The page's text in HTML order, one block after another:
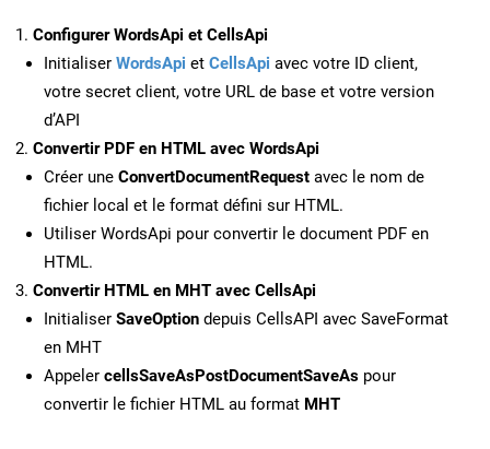
Configurer WordsApi et CellsApi
Initialiser WordsApi et CellsApi avec votre ID client,
votre secret client, votre URL de base et votre version
d’API
Convertir PDF en HTML avec WordsApi
Créer une ConvertDocumentRequest avec le nom de
fichier local et le format défini sur HTML.
Utiliser WordsApi pour convertir le document PDF en
HTML.
Convertir HTML en MHT avec CellsApi
Initialiser SaveOption depuis CellsAPI avec SaveFormat
en MHT
Appeler cellsSaveAsPostDocumentSaveAs pour
convertir le fichier HTML au format MHT